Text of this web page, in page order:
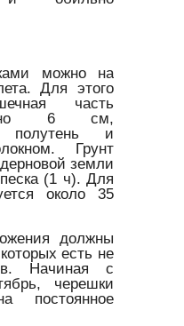
можно на
Для этого
часть
6 см,
полутень и
Грунт
земли
(1 ч). Для
около 35
должны
есть не
Начиная с
черешки
постоянное